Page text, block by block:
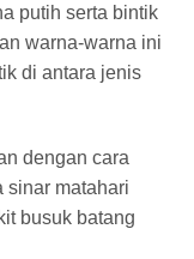
putih serta bintik
warna-warna ini
di antara jenis
dengan cara
sinar matahari
busuk batang